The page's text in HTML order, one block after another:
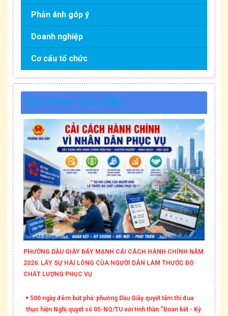
Phản ánh góp ý
Doanh nghiệp
Cơ cấu tổ chức
TIN CHỈ ĐẠO - ĐIỀU HÀNH
PHƯỜNG DẦU GIÂY ĐẨY MẠNH CẢI CÁCH HÀNH CHÍNH NĂM
2026: LẤY SỰ HÀI LÒNG CỦA NGƯỜI DÂN LÀM THƯỚC ĐO
CHẤT LƯỢNG PHỤC VỤ
500 ngày đêm bứt phá: phường Dầu Giây quyết tâm thi đua
thực hiện Nghị quyết số 05-NQ/TU với tinh thần “Đoàn kết - Kỷ